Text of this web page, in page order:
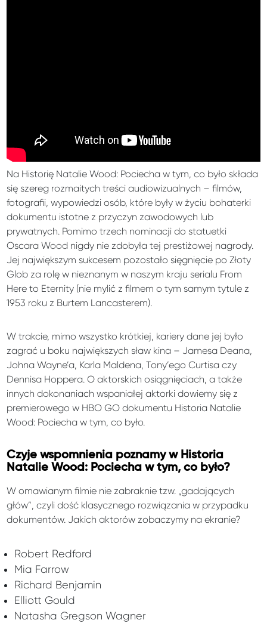
Na Historię Natalie Wood: Pociecha w tym, co było składa
się szereg rozmaitych treści audiowizualnych – filmów,
fotografii, wypowiedzi osób, które były w życiu bohaterki
dokumentu istotne z przyczyn zawodowych lub
prywatnych. Pomimo trzech nominacji do statuetki
Oscara Wood nigdy nie zdobyła tej prestiżowej nagrody.
Jej największym sukcesem pozostało sięgnięcie po Złoty
Glob za rolę w nieznanym w naszym kraju serialu From
Here to Eternity (nie mylić z filmem o tym samym tytule z
1953 roku z Burtem Lancasterem).
W trakcie, mimo wszystko krótkiej, kariery dane jej było
zagrać u boku największych sław kina – Jamesa Deana,
Johna Wayne’a, Karla Maldena, Tony’ego Curtisa czy
Dennisa Hoppera. O aktorskich osiągnięciach, a także
innych dokonaniach wspaniałej aktorki dowiemy się z
premierowego w HBO GO dokumentu Historia Natalie
Wood: Pociecha w tym, co było.
Czyje wspomnienia poznamy w Historia
Natalie Wood: Pociecha w tym, co było?
W omawianym filmie nie zabraknie tzw. „gadających
głów”, czyli dość klasycznego rozwiązania w przypadku
dokumentów. Jakich aktorów zobaczymy na ekranie?
Robert Redford
Mia Farrow
Richard Benjamin
Elliott Gould
Natasha Gregson Wagner